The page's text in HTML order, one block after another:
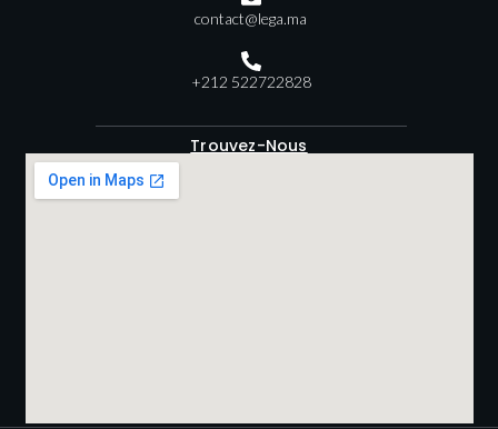
contact@lega.ma
+212 522722828
Trouvez-Nous